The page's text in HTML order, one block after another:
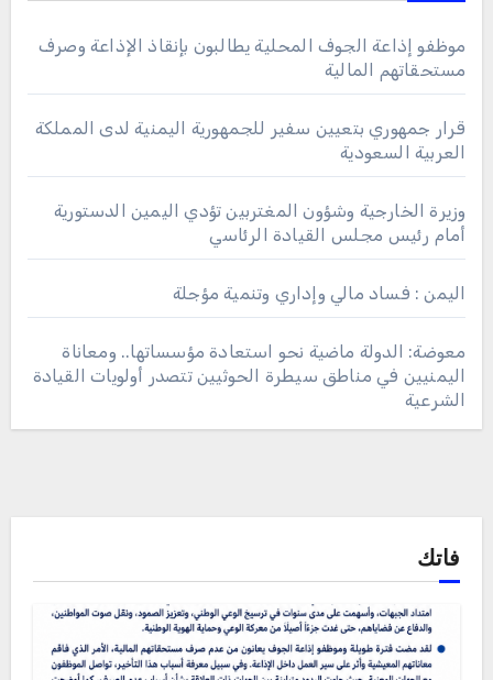
موظفو إذاعة الجوف المحلية يطالبون بإنقاذ الإذاعة وصرف
مستحقاتهم المالية
قرار جمهوري بتعيين سفير للجمهورية اليمنية لدى المملكة
العربية السعودية
وزيرة الخارجية وشؤون المغتربين تؤدي اليمين الدستورية
أمام رئيس مجلس القيادة الرئاسي
اليمن : فساد مالي وإداري وتنمية مؤجلة
معوضة: الدولة ماضية نحو استعادة مؤسساتها.. ومعاناة
اليمنيين في مناطق سيطرة الحوثيين تتصدر أولويات القيادة
الشرعية
فاتك